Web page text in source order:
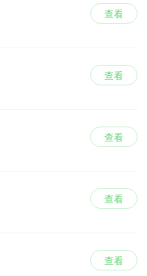
查看
查看
查看
查看
查看